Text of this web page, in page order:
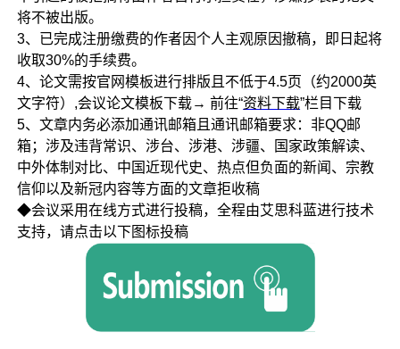
将不被出版。
3、已完成注册缴费的作者因个人主观原因撤稿，即日起将
收取30%的手续费。
4、论文需按官网模板进行排版且不低于4.5页（约2000英
文字符）,会议论文模板下载→ 前往“资料下载”栏目下载
5、文章内务必添加通讯邮箱且通讯邮箱要求：非QQ邮
箱；涉及违背常识、涉台、涉港、涉疆、国家政策解读、
中外体制对比、中国近现代史、热点但负面的新闻、宗教
信仰以及新冠内容等方面的文章拒收稿
◆会议采用在线方式进行投稿，全程由艾思科蓝进行技术
支持，请点击以下图标投稿